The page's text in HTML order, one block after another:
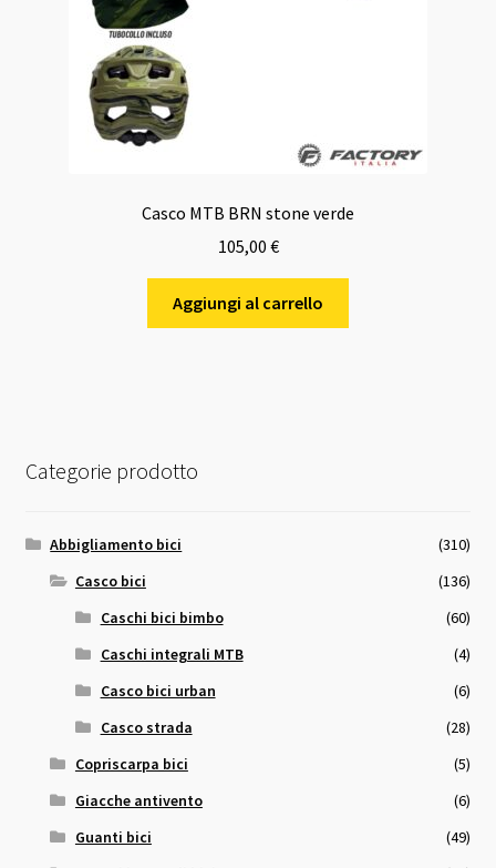
Casco MTB BRN stone verde
105,00 €
Aggiungi al carrello
Categorie prodotto
Abbigliamento bici
(310)
Casco bici
(136)
Caschi bici bimbo
(60)
Caschi integrali MTB
(4)
Casco bici urban
(6)
Casco strada
(28)
Copriscarpa bici
(5)
Giacche antivento
(6)
Guanti bici
(49)